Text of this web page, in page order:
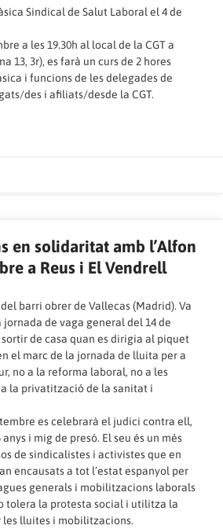
Sindical de Salut Laboral el 4 de
a les 19.30h al local de la CGT a
13, 3r), es farà un curs de 2 hores
i funcions de les delegades de
des i afiliats/desde la CGT.
en solidaritat amb l’Alfon
a Reus i El Vendrell
barri obrer de Vallecas (Madrid). Va
de vaga general del 14 de
sortir de casa quan es dirigia al piquet
el marc de la jornada de lluita per a
no a la reforma laboral, no a les
la privatització de la sanitat i
es celebrarà el judici contra ell,
i mig de presó. El seu és un més
de sindicalistes i activistes que en
encausats a tot l’estat espanyol per
generals i mobilitzacions laborals
tolera la protesta social i utilitza la
les lluites i mobilitzacions.